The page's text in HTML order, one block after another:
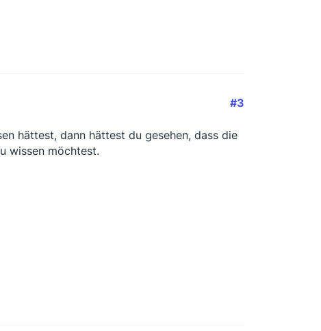
#3
hättest, dann hättest du gesehen, dass die
wissen möchtest.